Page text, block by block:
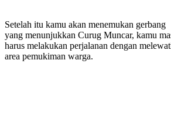
Setelah itu kamu akan menemukan gerbang
yang menunjukkan Curug Muncar, kamu
harus melakukan perjalanan dengan
area pemukiman warga.